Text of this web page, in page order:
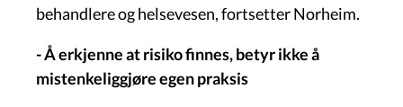
behandlere og helsevesen, fortsetter Norheim.
- Å erkjenne at risiko finnes, betyr ikke å
mistenkeliggjøre egen praksis